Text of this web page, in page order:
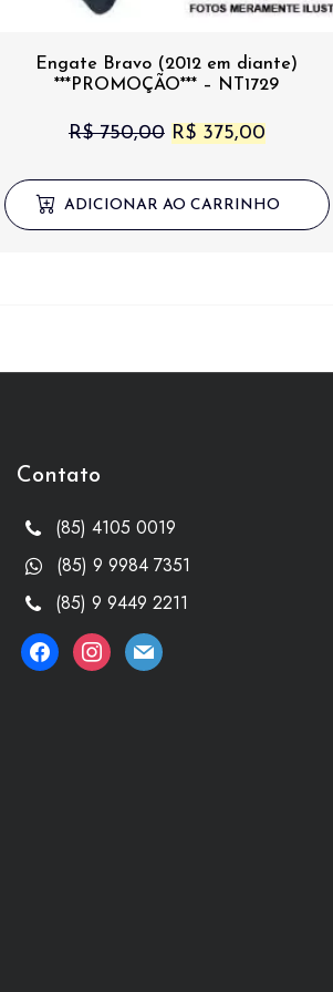
Engate Bravo (2012 em diante)
***PROMOÇÃO*** – NT1729
R$750,00 O
original
R$375,00O
atual
ADICIONAR AO CARRINHO
Contato
(85) 4105 0019
(85) 9 9984 7351
(85) 9 9449 2211
facebookinstagram
mail